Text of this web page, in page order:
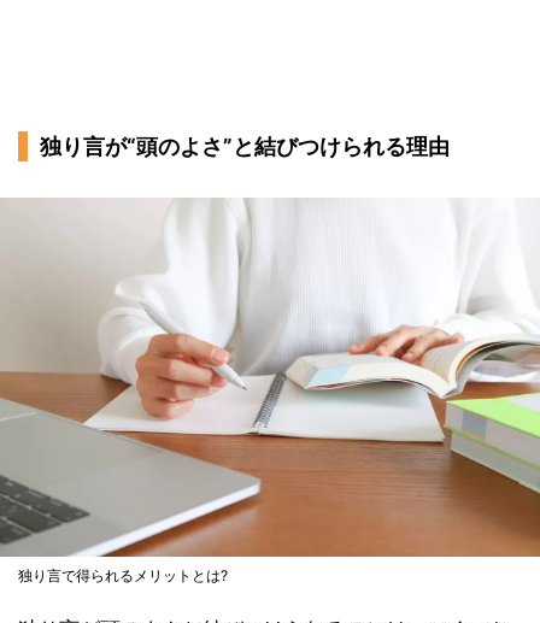
独り言が“頭のよさ”と結びつけられる理由
独り言で得られるメリットとは?